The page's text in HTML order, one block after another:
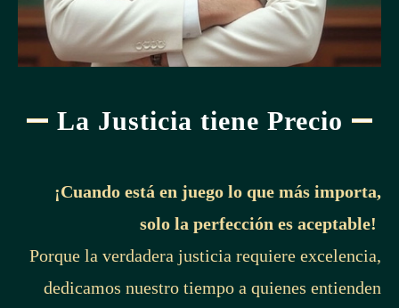
La Justicia tiene Precio
¡Cuando está en juego lo que más importa,
solo la perfección es aceptable!
Porque la verdadera justicia requiere excelencia,
dedicamos nuestro tiempo a quienes entienden